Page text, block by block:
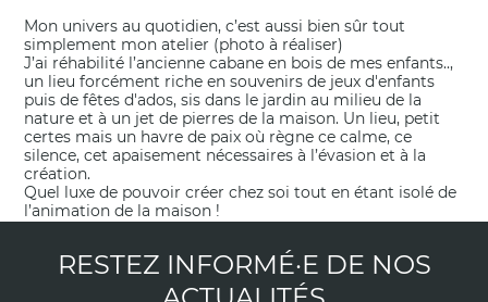
Mon univers au quotidien, c’est aussi bien sûr tout
simplement mon atelier (photo à réaliser)
J’ai réhabilité l’ancienne cabane en bois de mes enfants..,
un lieu forcément riche en souvenirs de jeux d'enfants
puis de fêtes d'ados, sis dans le jardin au milieu de la
nature et à un jet de pierres de la maison. Un lieu, petit
certes mais un havre de paix où règne ce calme, ce
silence, cet apaisement nécessaires à l’évasion et à la
création.
Quel luxe de pouvoir créer chez soi tout en étant isolé de
l’animation de la maison !
RESTEZ INFORMÉ·E DE NOS